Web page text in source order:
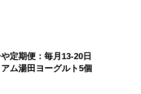
や定期便：毎月13-20日
ム湯田ヨーグルト5個